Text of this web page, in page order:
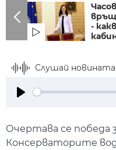
-
Слушай новината
Очертава се победа
Консерваторите